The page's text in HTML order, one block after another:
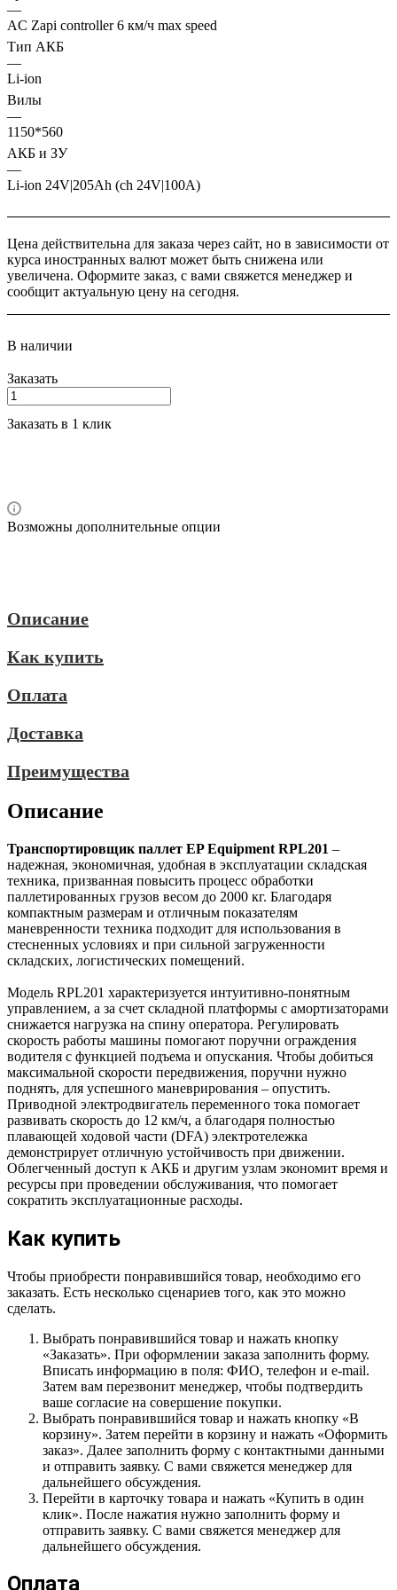
—
AC Zapi controller 6 км/ч max speed
Тип АКБ
—
Li-ion
Вилы
—
1150*560
АКБ и ЗУ
—
Li-ion 24V|205Ah (ch 24V|100A)
Цена действительна для заказа через сайт, но в зависимости от
курса иностранных валют может быть снижена или
увеличена. Оформите заказ, с вами свяжется менеджер и
сообщит актуальную цену на сегодня.
В наличии
Заказать
Заказать в 1 клик
Возможны дополнительные опции
Описание
Как купить
Оплата
Доставка
Преимущества
Описание
Транспортировщик паллет EP Equipment RPL201 –
надежная, экономичная, удобная в эксплуатации складская
техника, призванная повысить процесс обработки
паллетированных грузов весом до 2000 кг. Благодаря
компактным размерам и отличным показателям
маневренности техника подходит для использования в
стесненных условиях и при сильной загруженности
складских, логистических помещений.
Модель RPL201 характеризуется интуитивно-понятным
управлением, а за счет складной платформы с амортизаторами
снижается нагрузка на спину оператора. Регулировать
скорость работы машины помогают поручни ограждения
водителя с функцией подъема и опускания. Чтобы добиться
максимальной скорости передвижения, поручни нужно
поднять, для успешного маневрирования – опустить.
Приводной электродвигатель переменного тока помогает
развивать скорость до 12 км/ч, а благодаря полностью
плавающей ходовой части (DFA) электротележка
демонстрирует отличную устойчивость при движении.
Облегченный доступ к АКБ и другим узлам экономит время и
ресурсы при проведении обслуживания, что помогает
сократить эксплуатационные расходы.
Как купить
Чтобы приобрести понравившийся товар, необходимо его
заказать. Есть несколько сценариев того, как это можно
сделать.
Выбрать понравившийся товар и нажать кнопку
«Заказать». При оформлении заказа заполнить форму.
Вписать информацию в поля: ФИО, телефон и e-mail.
Затем вам перезвонит менеджер, чтобы подтвердить
ваше согласие на совершение покупки.
Выбрать понравившийся товар и нажать кнопку «В
корзину». Затем перейти в корзину и нажать «Оформить
заказ». Далее заполнить форму с контактными данными
и отправить заявку. С вами свяжется менеджер для
дальнейшего обсуждения.
Перейти в карточку товара и нажать «Купить в один
клик». После нажатия нужно заполнить форму и
отправить заявку. С вами свяжется менеджер для
дальнейшего обсуждения.
Оплата